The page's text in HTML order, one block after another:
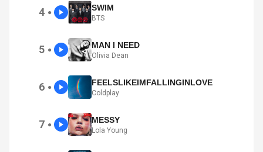
4 ● SWIM
BTS
5 ● MAN I NEED
Olivia Dean
6 ● FEELSLIKEIMFALLINGINLOVE
Coldplay
7 ● MESSY
Lola Young